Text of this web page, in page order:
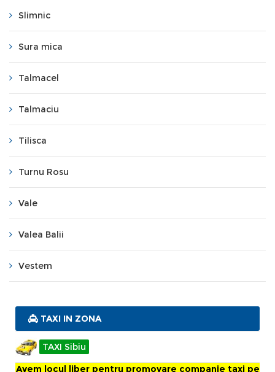
Slimnic
Sura mica
Talmacel
Talmaciu
Tilisca
Turnu Rosu
Vale
Valea Balii
Vestem
TAXI IN ZONA
TAXI Sibiu
Avem locul liber pentru promovare companie taxi pe